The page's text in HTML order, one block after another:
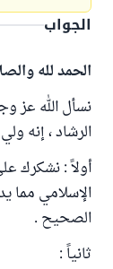
الجواب
الحمد لله
نسأل الله عز
الرشاد ، إنه
أولاً : نشكرك
الإسلامي
الصحيح .
ثانياً :